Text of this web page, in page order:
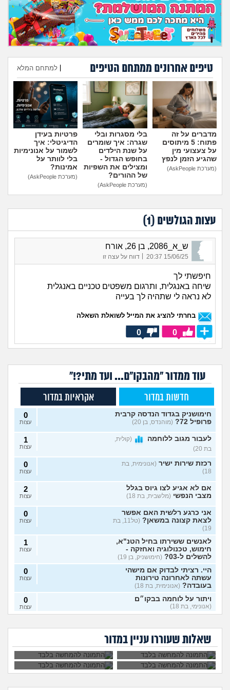
מה שעובר עליי
שומרים על הגוף
פיננסי וכלכלה
בין הסדינים
חיות מחמד
יוקר המחיה
גאווה
טיפים אחרונים ממתחם הטיפים למתחם המלא
הוספת טיפ
מדברים על זה
פתוח: 5 מיתוסים
על צעצועי מין
שהגיע הזמן לנפץ
(מערכת AskPeople)
בלי מסגרות ובלי
שגרה: איך שומרים
על שנת הילדים
בחופש הגדול -
ומצילים את השפיות
של ההורים?
(מערכת AskPeople)
פרטיות בעידן
הדיגיטלי: איך
לשמור על אנונימיות
בלי לוותר על
אמינות?
(מערכת AskPeople)
עצות הגולשים (1
)
ש_א_2086, בן 26, אורח
15/06/25 20:37 דווח על עצה זו
חיפשתי לך
שיחה באנגלית, ותרגום משפטים טכניים באנגלית
לא נראה לי שתהיה לך בעייה
בחרתי להציג את המייל לשואלת השאלה
0
0
עוד ממדור "מהבקו"ם... ועד מתי?!"
חדשות במדור אקראיות במדור
חימושניק בגדוד הנדסה קרבית
פרופיל 72?
(מוהנדס, בן 20)
0
עצות
לעבור מגוב ללוחמה
(קולית,
בת 20)
1
עצות
רכזת שירות ישיר (אנונימית, בת
18)
0
עצות
אם לא אגיע לצו גיוס בגלל
מצבי הנפשי (מלשבית, בת 18)
2
עצות
אני כרגע רלשית האם אפשר
לצאת קצונה במשאן?
(טל11, בת
19)
0
עצות
לאנשים ששירתו בחיל הטנ"א,
חימוש, טכנולוגיה ואחזקה -
להשלים ל-03?
(חימושניק, בן 19)
1
עצות
היי. רציתי לבדוק אם מישהי
עשתה לאחרונה טירונות
בעובדה? (אנונימית, בת 18)
0
עצות
ויתור על לוחמה בבקו״ם
(אנונימי, בת 18)
0
עצות
לצאת מהצבא על נפשי (יוני, בן
19)
5
מיוני אשכול התעופה (ככככ, בן
0
שאלות שעוררו עניין במדור
אני רוצה להתגייס
ימנעו לצאת איתי?
השתחררתי מהצבא
ומתחרטת, אפשר
לחזור לשרת?
לא מעוניינת לקבל את
החיסונים בבקום, אני
יכולה לוותר?
איך להתמודד עם
צבא?